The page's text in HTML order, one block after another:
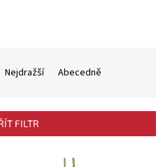
Nejdražší Abecedně
FILTR